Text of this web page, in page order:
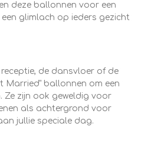
deze ballonnen voor een
glimlach op ieders gezicht
de dansvloer of de
Married" ballonnen om een
Ze zijn ook geweldig voor
als achtergrond voor
jullie speciale dag.